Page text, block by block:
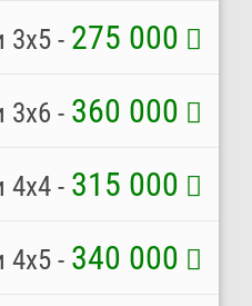
3х5 - 275 000
3х6 - 360 000
4х4 - 315 000
4х5 - 340 000